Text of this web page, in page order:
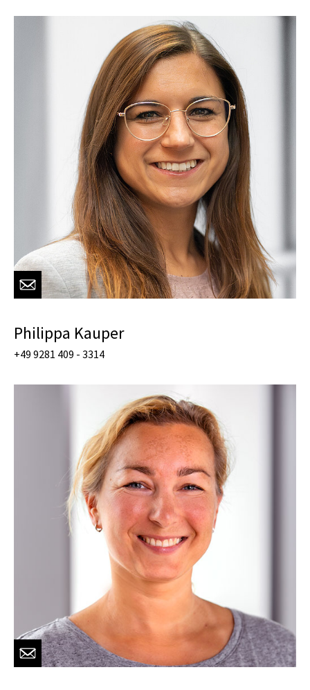
Philippa Kauper
+49 9281 409 - 3314